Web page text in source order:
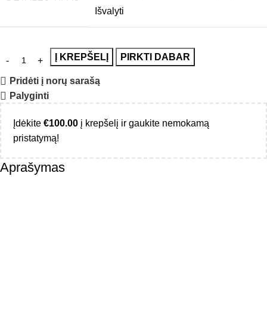
Išvalyti
Į KREPŠELĮ PIRKTI DABAR
Pridėti į norų sarašą
Palyginti
Įdėkite €100.00 į krepšelį ir gaukite nemokamą
pristatymą!
Aprašymas